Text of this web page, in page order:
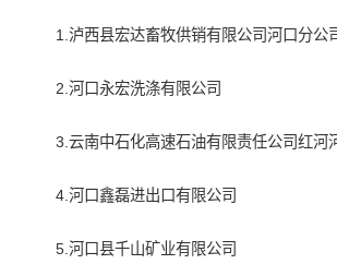
1.泸西县宏达畜牧供销有限公司河口分公
2.河口永宏洗涤有限公司
3.云南中石化高速石油有限责任公司红河
4.河口鑫磊进出口有限公司
5.河口县千山矿业有限公司